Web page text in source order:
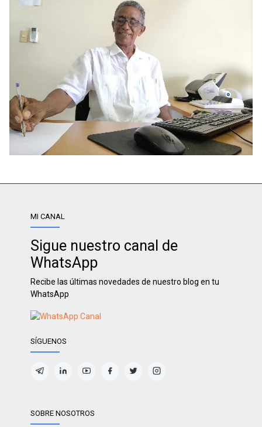
MI CANAL
Sigue nuestro canal de
WhatsApp
Recibe las últimas novedades de nuestro blog en tu
WhatsApp
SÍGUENOS
SOBRE NOSOTROS